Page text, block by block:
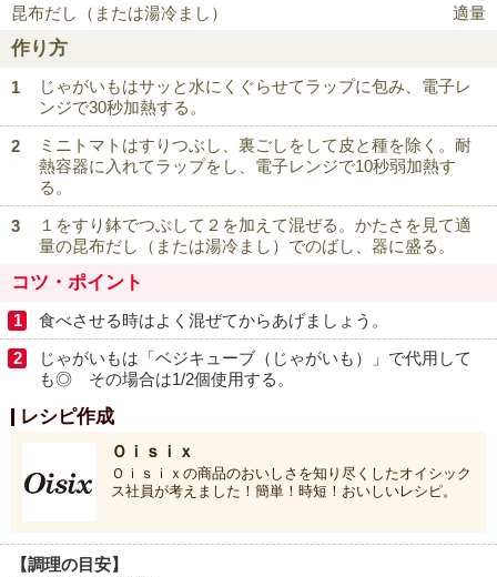
昆布だし（または湯冷まし）
適量
作り方
じゃがいもはサッと水にくぐらせてラップに包み、電子レ
ンジで30秒加熱する。
ミニトマトはすりつぶし、裏ごしをして皮と種を除く。耐
熱容器に入れてラップをし、電子レンジで10秒弱加熱す
る。
１をすり鉢でつぶして２を加えて混ぜる。かたさを見て適
量の昆布だし（または湯冷まし）でのばし、器に盛る。
コツ・ポイント
食べさせる時はよく混ぜてからあげましょう。
じゃがいもは「ベジキューブ（じゃがいも）」で代用して
も◎ その場合は1/2個使用する。
レシピ作成
Ｏｉｓｉｘ
Ｏｉｓｉｘの商品のおいしさを知り尽くしたオイシック
ス社員が考えました！簡単！時短！おいしいレシピ。
【調理の目安】